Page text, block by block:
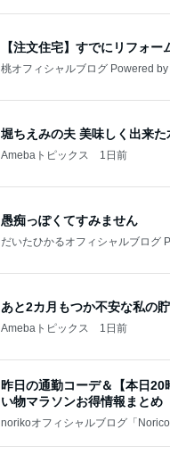
【注文住宅】すでにリフォー
桃オフィシャルブログ Powered
堀ちえみの夫 美味しく出来た
Amebaトピックス 1日前
愚痴っぽくてすみません
だいたひかるオフィシャルブログ
あと2カ月もつか不安な私の
Amebaトピックス 1日前
昨日の通勤コーデ＆【本日20
い物マラソンお得情報まとめ
norikoオフィシャルブログ「Noricoco